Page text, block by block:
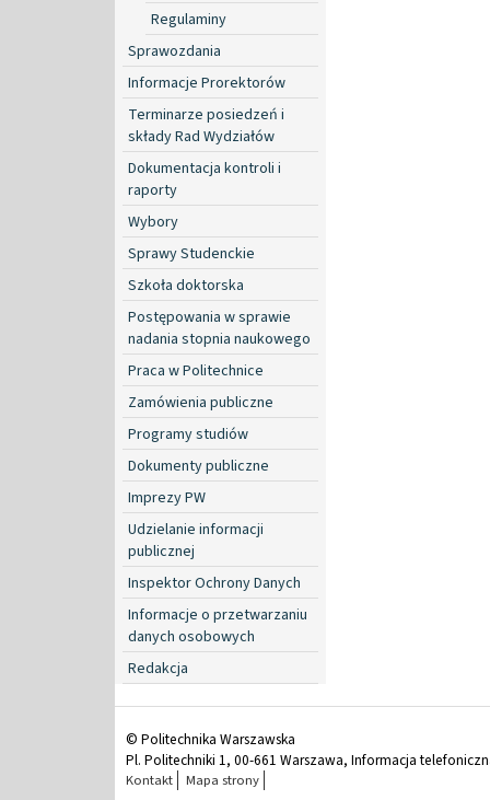
Regulaminy
Sprawozdania
Informacje Prorektorów
Terminarze posiedzeń i
składy Rad Wydziałów
Dokumentacja kontroli i
raporty
Wybory
Sprawy Studenckie
Szkoła doktorska
Postępowania w sprawie
nadania stopnia naukowego
Praca w Politechnice
Zamówienia publiczne
Programy studiów
Dokumenty publiczne
Imprezy PW
Udzielanie informacji
publicznej
Inspektor Ochrony Danych
Informacje o przetwarzaniu
danych osobowych
Redakcja
© Politechnika Warszawska
Pl. Politechniki 1, 00-661 Warszawa, Informacja
Kontakt Mapa strony